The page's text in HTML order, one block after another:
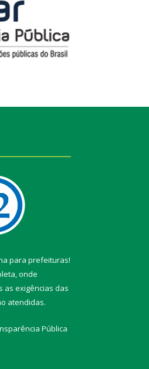
para prefeituras!
onde
as exigências das
atendidas.
Pública